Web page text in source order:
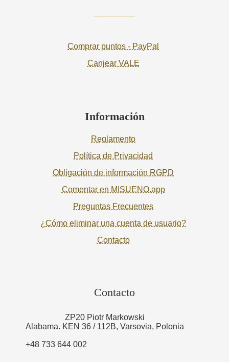
Comprar puntos - PayPal
Canjear VALE
Información
Reglamento
Política de Privacidad
Obligación de información RGPD
Comentar en MISUENO.app
Preguntas Frecuentes
¿Cómo eliminar una cuenta de usuario?
Contacto
Contacto
ZP20 Piotr Markowski
Alabama. KEN 36 / 112B, Varsovia, Polonia
+48 733 644 002